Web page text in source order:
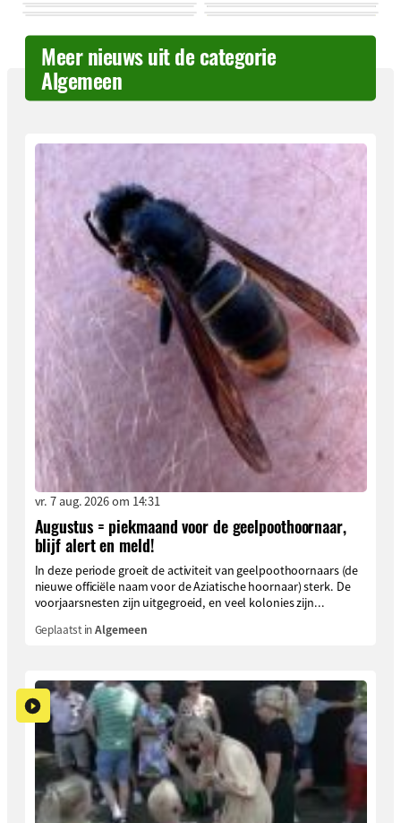
Meer nieuws uit de categorie
Algemeen
vr. 7 aug. 2026 om 14:31
Augustus = piekmaand voor de geelpoothoornaar,
blijf alert en meld!
In deze periode groeit de activiteit van geelpoothoornaars (de
nieuwe officiële naam voor de Aziatische hoornaar) sterk. De
voorjaarsnesten zijn uitgegroeid, en veel kolonies zijn...
Geplaatst inAlgemeen